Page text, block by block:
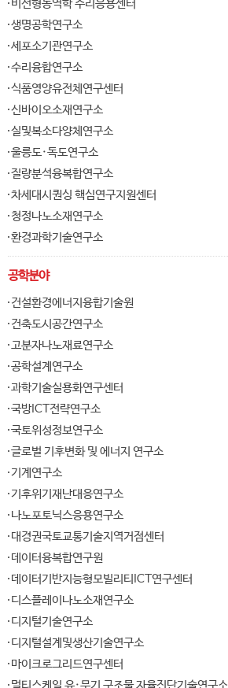
비선형동역학 수리응용센터
생명공학연구소
세포소기관연구소
수리융합연구소
식품영양유전체연구센터
신바이오소재연구소
실및복소다양체연구소
울릉도·독도연구소
질량분석융복합연구소
차세대시퀀싱 핵심연구지원센터
청정나노소재연구소
환경과학기술연구소
공학분야
건설환경에너지융합기술원
건축도시공간연구소
고분자나노재료연구소
공학설계연구소
과학기술실용화연구센터
국방ICT전략연구소
국토위성정보연구소
글로벌 기후변화 및 에너지 연구소
기계연구소
기후위기재난대응연구소
나노포토닉스응용연구소
대경권국토교통기술지역거점센터
데이터융복합연구원
데이터기반지능형모빌리티ICT연구센터
디스플레이나노소재연구소
디지털기술연구소
디지털설계및생산기술연구소
마이크로그리드연구센터
멀티스케일 유·무기 구조물 자율진단기술연구소